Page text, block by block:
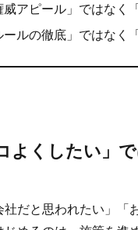
威アピール」ではなく
ールの徹底」ではなく
よくしたい」
社だと思われたい」